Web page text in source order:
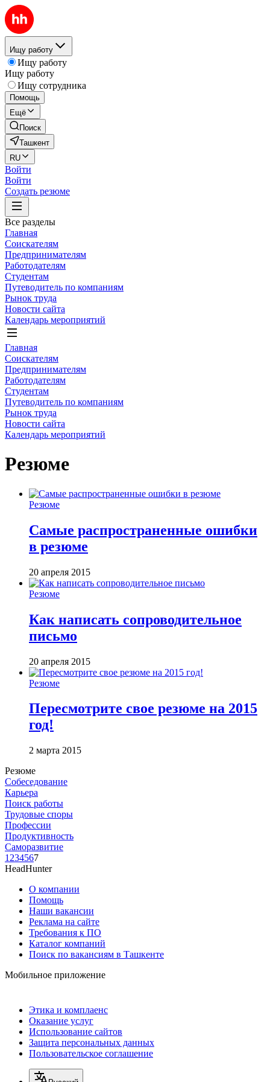
Ищу работу
Ищу работу
Ищу работу
Ищу сотрудника
Помощь
Ещё
Поиск
Ташкент
RU
Войти
Войти
Создать резюме
Все разделы
Главная
Соискателям
Предпринимателям
Работодателям
Студентам
Путеводитель по компаниям
Рынок труда
Новости сайта
Календарь мероприятий
Главная
Соискателям
Предпринимателям
Работодателям
Студентам
Путеводитель по компаниям
Рынок труда
Новости сайта
Календарь мероприятий
Резюме
Резюме
Самые распространенные ошибки
в резюме
20 апреля 2015
Резюме
Как написать сопроводительное
письмо
20 апреля 2015
Резюме
Пересмотрите свое резюме на 2015
год!
2 марта 2015
Резюме
Собеседование
Карьера
Поиск работы
Трудовые споры
Профессии
Продуктивность
Саморазвитие
1 234567
HeadHunter
О компании
Помощь
Наши вакансии
Реклама на сайте
Требования к ПО
Каталог компаний
Поиск по вакансиям в Ташкенте
Мобильное приложение
Этика и комплаенс
Оказание услуг
Использование сайтов
Защита персональных данных
Пользовательское соглашение